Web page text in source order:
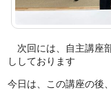
次回には、自主講座
ししております
今日は、この講座の後